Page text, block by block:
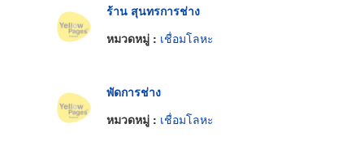
ร้าน สุนทรการช่าง
หมวดหมู่ : เชื่อมโลหะ
พัดการช่าง
หมวดหมู่ : เชื่อมโลหะ